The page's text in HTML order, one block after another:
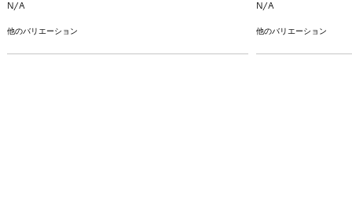
N/A
他のバリエーション
N/A
他のバリエーション